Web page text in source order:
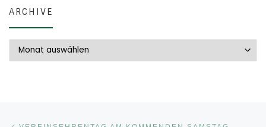
ARCHIVE
Beitragsnavigation